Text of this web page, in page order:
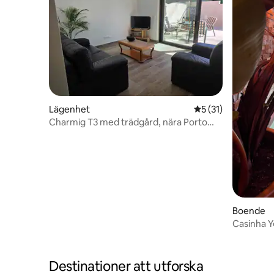
Lägenhet 5 av 5 i
5 (31)
Charmig T3 med trädgård, nära Porto
Boende
Casinha
Destinationer att utforska